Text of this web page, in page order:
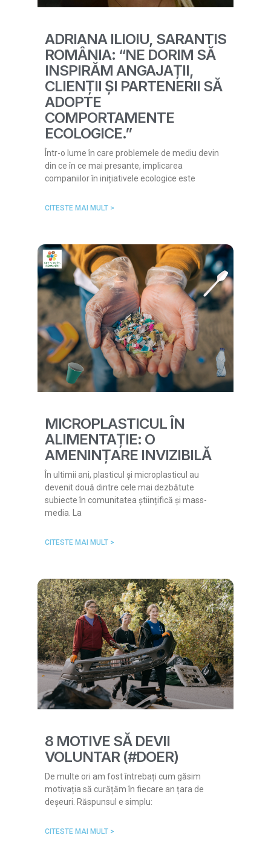
ADRIANA ILIOIU, SARANTIS
ROMÂNIA: “NE DORIM SĂ
INSPIRĂM ANGAJAȚII,
CLIENȚII ȘI PARTENERII SĂ
ADOPTE
COMPORTAMENTE
ECOLOGICE.”
Într-o lume în care problemele de mediu devin
din ce în ce mai presante, implicarea
companiilor în inițiativele ecologice este
CITESTE MAI MULT >
MICROPLASTICUL ÎN
ALIMENTAȚIE: O
AMENINȚARE INVIZIBILĂ
În ultimii ani, plasticul și microplasticul au
devenit două dintre cele mai dezbătute
subiecte în comunitatea științifică și mass-
media. La
CITESTE MAI MULT >
8 MOTIVE SĂ DEVII
VOLUNTAR (#DOER)
De multe ori am fost întrebați cum găsim
motivația să curățăm în fiecare an țara de
deșeuri. Răspunsul e simplu:
CITESTE MAI MULT >